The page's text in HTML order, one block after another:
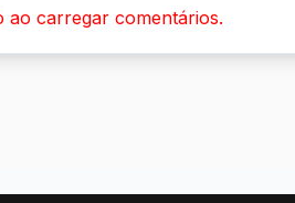
ao carregar comentários.